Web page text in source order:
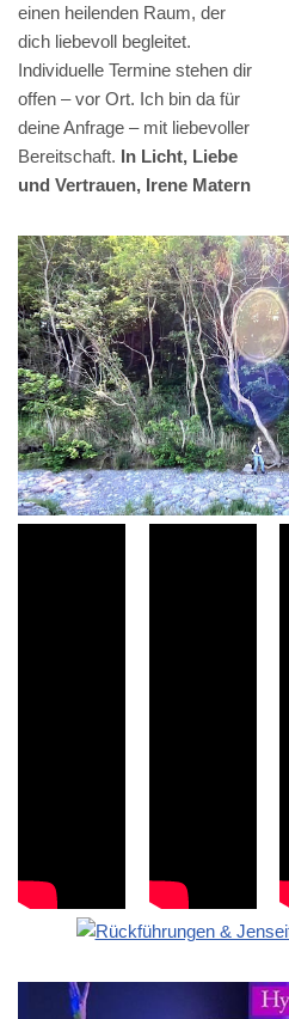
einen heilenden Raum, der
dich liebevoll begleitet.
Individuelle Termine stehen dir
offen – vor Ort. Ich bin da für
deine Anfrage – mit liebevoller
Bereitschaft. In Licht, Liebe
und Vertrauen, Irene Matern